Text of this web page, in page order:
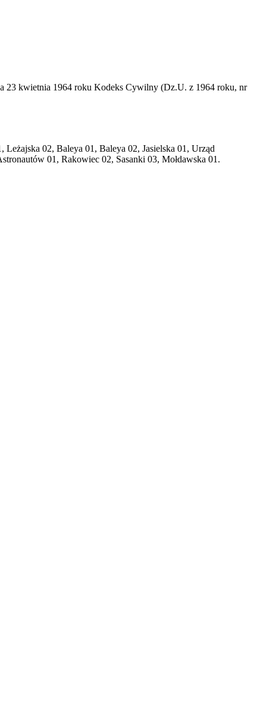
23 kwietnia 1964 roku Kodeks Cywilny (Dz.U. z 1964 roku, nr
02, Baleya 01, Baleya 02, Jasielska 01, Urząd
01, Rakowiec 02, Sasanki 03, Mołdawska 01.